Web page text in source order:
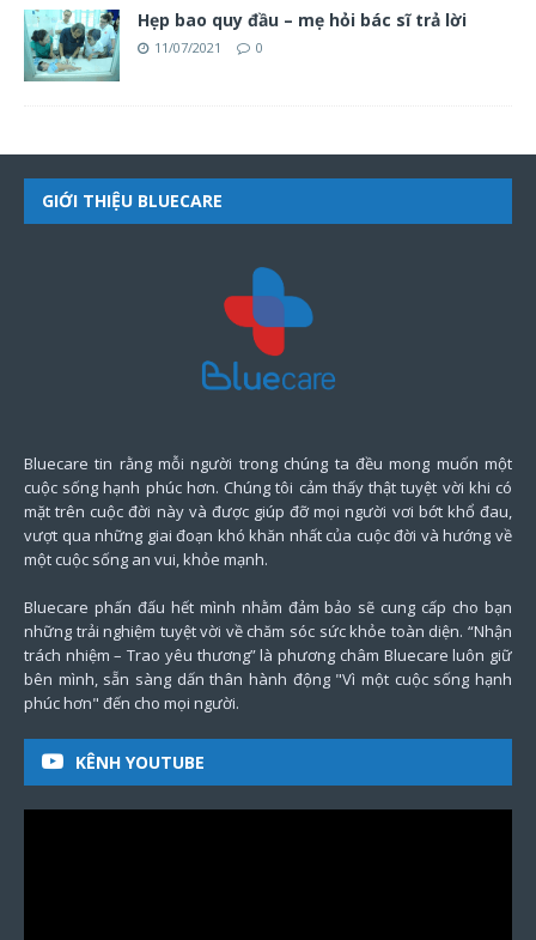
Hẹp bao quy đầu – mẹ hỏi bác sĩ trả lời
11/07/2021 0
GIỚI THIỆU BLUECARE
Bluecare tin rằng mỗi người trong chúng ta đều mong muốn một
cuộc sống hạnh phúc hơn. Chúng tôi cảm thấy thật tuyệt vời khi có
mặt trên cuộc đời này và được giúp đỡ mọi người vơi bớt khổ đau,
vượt qua những giai đoạn khó khăn nhất của cuộc đời và hướng về
một cuộc sống an vui, khỏe mạnh.
Bluecare phấn đấu hết mình nhằm đảm bảo sẽ cung cấp cho bạn
những trải nghiệm tuyệt vời về chăm sóc sức khỏe toàn diện. “Nhận
trách nhiệm – Trao yêu thương” là phương châm Bluecare luôn giữ
bên mình, sẵn sàng dấn thân hành động "Vì một cuộc sống hạnh
phúc hơn" đến cho mọi người.
KÊNH YOUTUBE